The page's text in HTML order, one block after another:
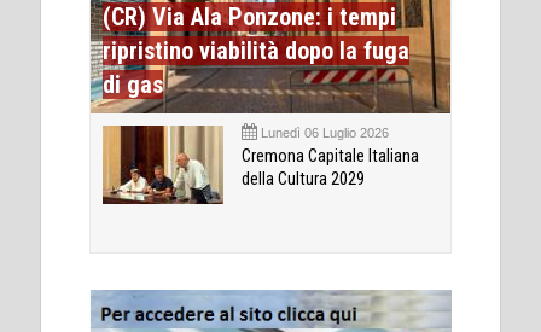
(CR) Via Ala Ponzone: i tempi
ripristino viabilità dopo la fuga
di gas
Lunedì 06 Luglio 2026
Cremona Capitale Italiana
della Cultura 2029